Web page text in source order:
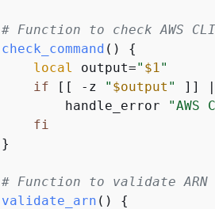
# Function to check AWS CLI
check_command () {
local output=" $1"
if [[ -z " $output " ]]
        handle_error
fi
}
# Function to validate ARN
validate_arn () {